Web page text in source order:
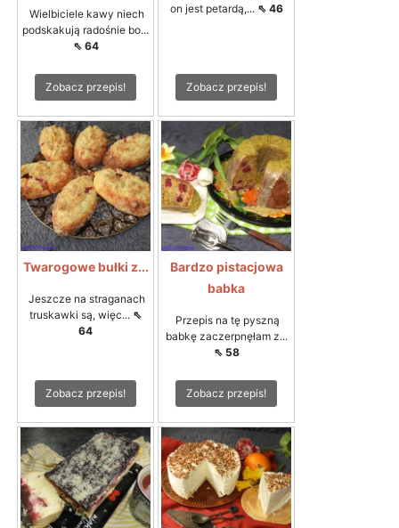
Wielbiciele kawy niech
podskakują radośnie bo...
⇖ 64
Zobacz przepis!
on jest petardą,... ⇖ 46
Zobacz przepis!
Twarogowe bułki z...
Jeszcze na straganach
truskawki są, więc... ⇖
64
Zobacz przepis!
Bardzo pistacjowa
babka
Przepis na tę pyszną
babkę zaczerpnęłam z...
⇖ 58
Zobacz przepis!